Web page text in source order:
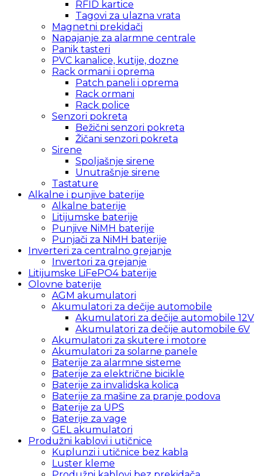
RFID kartice
Tagovi za ulazna vrata
Magnetni prekidači
Napajanje za alarmne centrale
Panik tasteri
PVC kanalice, kutije, dozne
Rack ormani i oprema
Patch paneli i oprema
Rack ormani
Rack police
Senzori pokreta
Bežični senzori pokreta
Žičani senzori pokreta
Sirene
Spoljašnje sirene
Unutrašnje sirene
Tastature
Alkalne i punjive baterije
Alkalne baterije
Litijumske baterije
Punjive NiMH baterije
Punjači za NiMH baterije
Inverteri za centralno grejanje
Invertori za grejanje
Litijumske LiFePO4 baterije
Olovne baterije
AGM akumulatori
Akumulatori za dečije automobile
Akumulatori za dečije automobile 12V
Akumulatori za dečije automobile 6V
Akumulatori za skutere i motore
Akumulatori za solarne panele
Baterije za alarmne sisteme
Baterije za električne bicikle
Baterije za invalidska kolica
Baterije za mašine za pranje podova
Baterije za UPS
Baterije za vage
GEL akumulatori
Produžni kablovi i utičnice
Kuplunzi i utičnice bez kabla
Luster kleme